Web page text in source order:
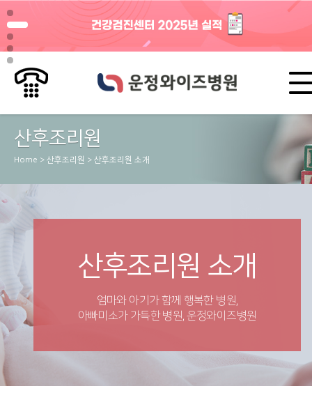
산후조리원
Home > 산후조리원 > 산후조리원 소개
산후조리원 소개
엄마와 아기가 함께 행복한 병원,
아빠미소가 가득한 병원, 운정와이즈병원